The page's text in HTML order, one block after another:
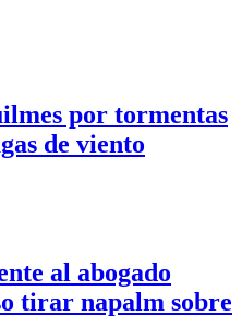
por tormentas
de viento
al abogado
tirar napalm sobre